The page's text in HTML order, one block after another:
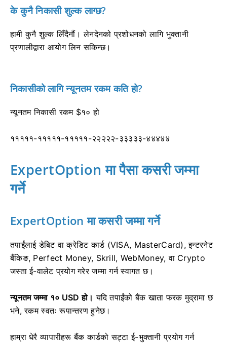
के कुनै निकासी शुल्क लाग्छ?
हामी कुनै शुल्क लिँदैनौं। लेनदेनको प्रशोधनको लागि भुक्तानी
प्रणालीद्वारा आयोग लिन सकिन्छ।
निकासीको लागि न्यूनतम रकम कति हो?
न्यूनतम निकासी रकम $१० हो
१११११-१११११-१११११-२२२२२-३३३३३-४४४४४
ExpertOption मा पैसा कसरी जम्मा
गर्ने
ExpertOption मा कसरी जम्मा गर्ने
तपाईंलाई डेबिट वा क्रेडिट कार्ड (VISA, MasterCard), इन्टरनेट
बैंकिङ, Perfect Money, Skrill, WebMoney, वा Crypto
जस्ता ई-वालेट प्रयोग गरेर जम्मा गर्न स्वागत छ।
न्यूनतम जम्मा १० USD हो। यदि तपाईंको बैंक खाता फरक मुद्रामा छ
भने, रकम स्वतः रूपान्तरण हुनेछ।
हाम्रा धेरै व्यापारीहरू बैंक कार्डको सट्टा ई-भुक्तानी प्रयोग गर्न